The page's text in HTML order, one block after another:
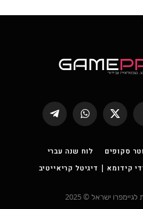
X
(טוויטר)
WhatsApp
Telegram
סקופים
לוח שנה עברי
קידומא | דיגיטל קריאייטיב
ישראל © 2025